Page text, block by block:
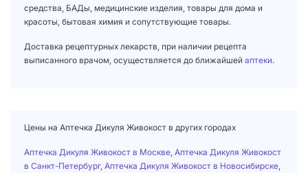
средства, БАДы, медицинские изделия, товары для дома и
красоты, бытовая химия и сопутствующие товары.
Доставка рецептурных лекарств, при наличии рецепта
выписанного врачом, осуществляется до ближайшей аптеки.
Цены на Аптечка Дикуля Живокост в других городах
Аптечка Дикуля Живокост в Москве Аптечка Дикуля Живокост
в Санкт-Петербург, Аптечка Дикуля Живокост в Новосибирске